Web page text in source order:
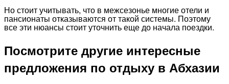
Но стоит учитывать, что в межсезонье многие отели и
пансионаты отказываются от такой системы. Поэтому
все эти нюансы стоит уточнить еще до начала поездки.
Посмотрите другие интересные
предложения по отдыху в Абхазии